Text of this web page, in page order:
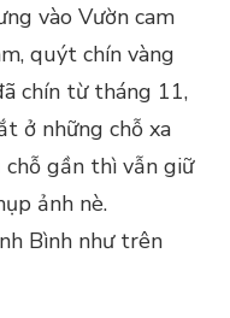
vào Vườn cam
quýt chín vàng
chín từ tháng 11,
ở những chỗ xa
gần thì vẫn giữ
ảnh nè.
Bình như trên